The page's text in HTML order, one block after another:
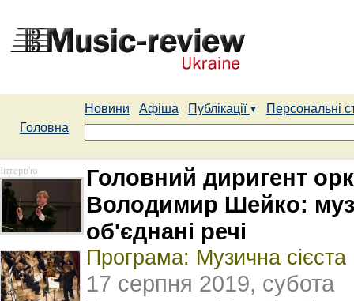
Новини Афіша Публікації
Персональні
Головна
Інтерв'ю
Головний диригент
Володимир Шейко:
об'єднані речі
Програма: Музична сієста
17 серпня 2019, субота